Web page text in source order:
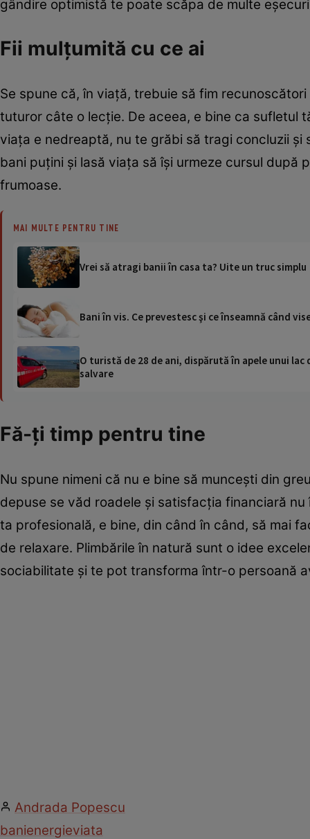
gândire optimistă te poate scăpa de multe
Fii mulţumită cu ce ai
Se spune că, în viaţă, trebuie să fim
tuturor câte o lecţie. De aceea, e bine ca sufletul
viaţa e nedreaptă, nu te grăbi să tragi concluzii
bani puţini şi lasă viaţa să îşi urmeze cursul după
frumoase.
MAI MULTE PENTRU TINE
Vrei să atragi banii în casa ta? Uite un truc simplu
Bani în vis. Ce prevestesc şi ce înseamnă când
O turistă de 28 de ani, dispărută în apele unui
salvare
Fă-ţi timp pentru tine
Nu spune nimeni că nu e bine să munceşti din
depuse se văd roadele şi satisfacţia financiară
ta profesională, e bine, din când în când, să mai
de relaxare. Plimbările în natură sunt o idee
sociabilitate şi te pot transforma într-o persoană
Andrada Popescu
banienergieviata